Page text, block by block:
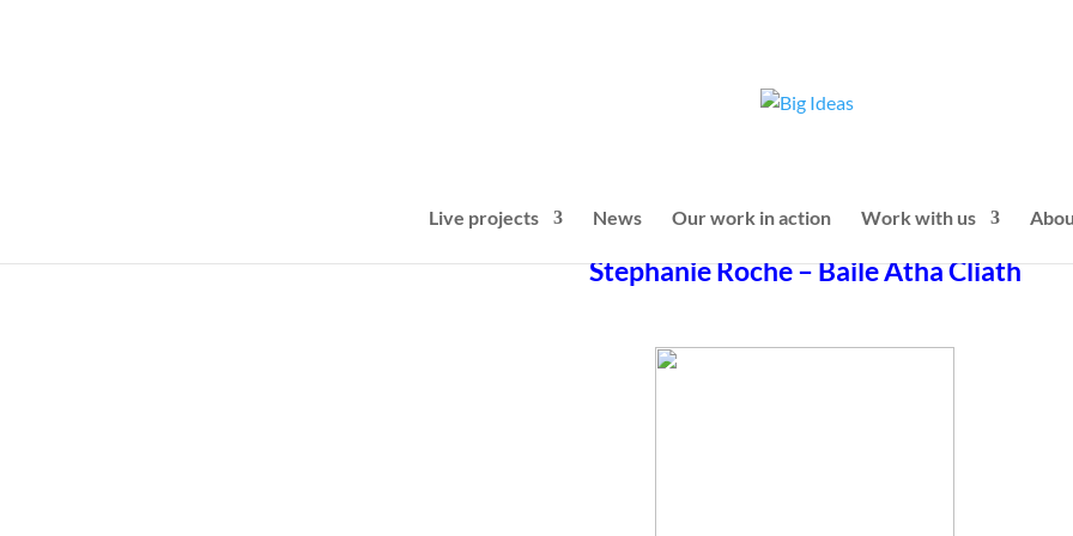
Live projects News Our work in action Work with us
Gan Bhacainní
Stephanie Roche – Baile Átha Cliath